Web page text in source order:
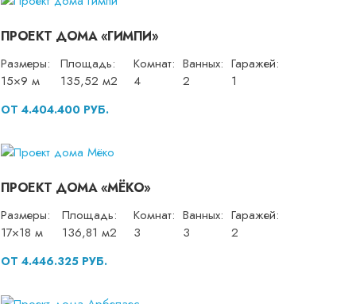
ПРОЕКТ ДОМА «ГИМПИ»
Размеры:
15×9 м
Площадь:
135,52 м2
Комнат:
4
Ванных:
2
Гаражей:
1
ОТ 4.404.400 РУБ.
ПРОЕКТ ДОМА «МЁКО»
Размеры:
17×18 м
Площадь:
136,81 м2
Комнат:
3
Ванных:
3
Гаражей:
2
ОТ 4.446.325 РУБ.